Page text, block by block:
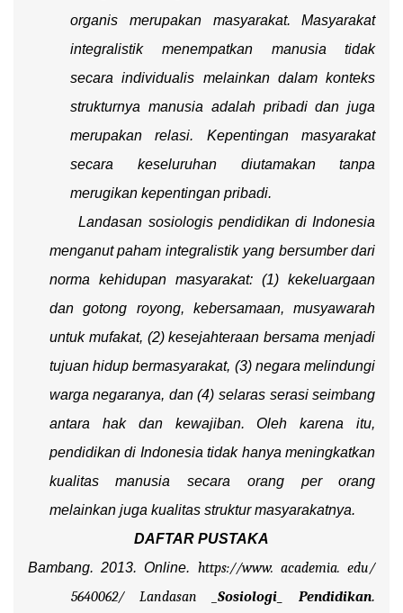
organis merupakan masyarakat. Masyarakat
integralistik menempatkan manusia tidak
secara individualis melainkan dalam konteks
strukturnya manusia adalah pribadi dan juga
merupakan relasi. Kepentingan masyarakat
secara keseluruhan diutamakan tanpa
merugikan kepentingan pribadi.
Landasan sosiologis pendidikan di Indonesia
menganut paham integralistik yang bersumber dari
norma kehidupan masyarakat: (1) kekeluargaan
dan gotong royong, kebersamaan, musyawarah
untuk mufakat, (2) kesejahteraan bersama menjadi
tujuan hidup bermasyarakat, (3) negara melindungi
warga negaranya, dan (4) selaras serasi seimbang
antara hak dan kewajiban. Oleh karena itu,
pendidikan di Indonesia tidak hanya meningkatkan
kualitas manusia secara orang per orang
melainkan juga kualitas struktur masyarakatnya.
DAFTAR PUSTAKA
Bambang. 2013. Online. https://www. academia. edu/
5640062/
Landasan _Sosiologi_ Pendidikan.